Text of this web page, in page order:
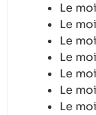
Le
Le
Le
Le
Le
Le
Le